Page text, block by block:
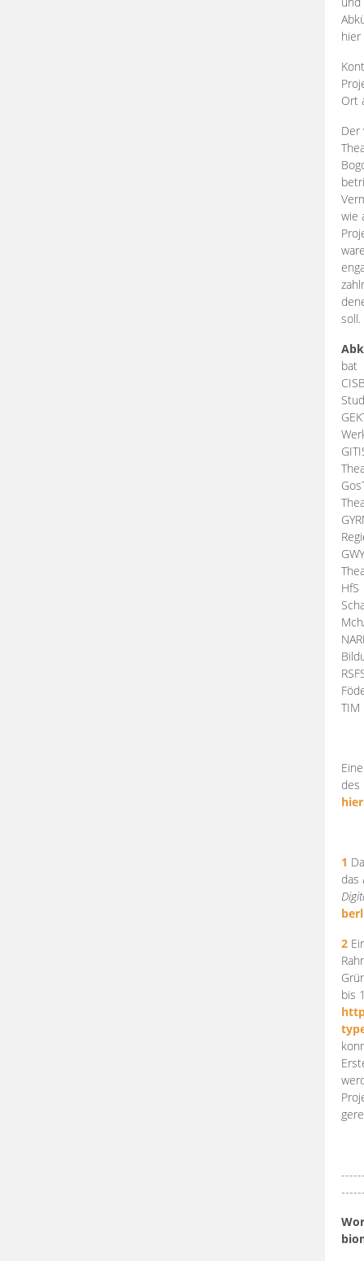
Ort
Der
wie
zahlr
soll.
bat
HfS
des
hier
1
das
2
bis